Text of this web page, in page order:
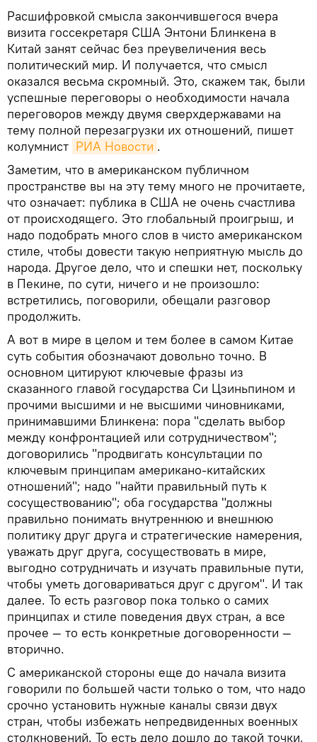
Расшифровкой смысла закончившегося вчера
визита госсекретаря США Энтони Блинкена в
Китай занят сейчас без преувеличения весь
политический мир. И получается, что смысл
оказался весьма скромный. Это, скажем так, были
успешные переговоры о необходимости начала
переговоров между двумя сверхдержавами на
тему полной перезагрузки их отношений, пишет
колумнист РИА Новости .
Заметим, что в американском публичном
пространстве вы на эту тему много не прочитаете,
что означает: публика в США не очень счастлива
от происходящего. Это глобальный проигрыш, и
надо подобрать много слов в чисто американском
стиле, чтобы довести такую неприятную мысль до
народа. Другое дело, что и спешки нет, поскольку
в Пекине, по сути, ничего и не произошло:
встретились, поговорили, обещали разговор
продолжить.
А вот в мире в целом и тем более в самом Китае
суть события обозначают довольно точно. В
основном цитируют ключевые фразы из
сказанного главой государства Си Цзиньпином и
прочими высшими и не высшими чиновниками,
принимавшими Блинкена: пора "сделать выбор
между конфронтацией или сотрудничеством";
договорились "продвигать консультации по
ключевым принципам американо-китайских
отношений"; надо "найти правильный путь к
сосуществованию"; оба государства "должны
правильно понимать внутреннюю и внешнюю
политику друг друга и стратегические намерения,
уважать друг друга, сосуществовать в мире,
выгодно сотрудничать и изучать правильные пути,
чтобы уметь договариваться друг с другом". И так
далее. То есть разговор пока только о самих
принципах и стиле поведения двух стран, а все
прочее — то есть конкретные договоренности —
вторично.
С американской стороны еще до начала визита
говорили по большей части только о том, что надо
срочно установить нужные каналы связи двух
стран, чтобы избежать непредвиденных военных
столкновений. То есть дело дошло до такой точки,